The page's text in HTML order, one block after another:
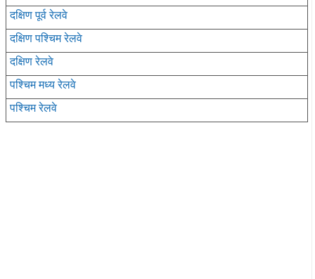
दक्षिण पूर्व रेलवे
दक्षिण पश्चिम रेलवे
दक्षिण रेलवे
पश्चिम मध्य रेलवे
पश्चिम रेलवे